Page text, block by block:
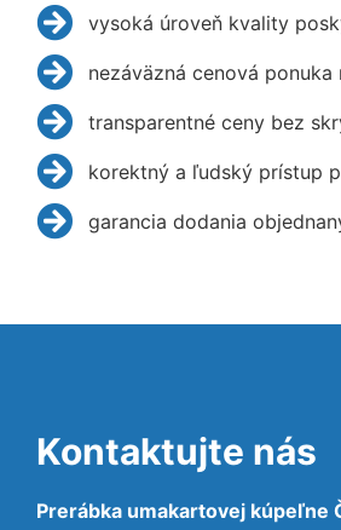
vysoká úroveň kvality
nezáväzná cenová ponuka
transparentné ceny bez
korektný a ľudský prístup
garancia dodania
Kontaktujte nás
Prerábka umakartovej kúpeľne